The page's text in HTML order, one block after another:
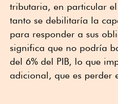
tributaria, en particular el
tanto se debilitaría la
para responder a sus
significa que no podría
del 6% del PIB, lo que
adicional, que es perder